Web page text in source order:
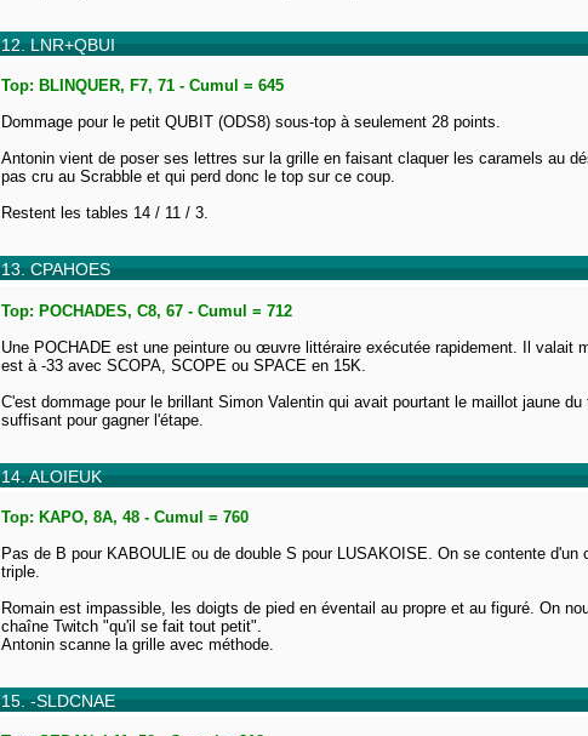
12. LNR+QBUI
Top: BLINQUER, F7, 71 - Cumul = 645
Dommage pour le petit QUBIT (ODS8) sous-top à seulement 28 points.
Antonin vient de poser ses lettres sur la grille en faisant claquer les caramels au
pas cru au Scrabble et qui perd donc le top sur ce coup.
Restent les tables 14 / 11 / 3.
13. CPAHOES
Top: POCHADES, C8, 67 - Cumul = 712
Une POCHADE est une peinture ou œuvre littéraire exécutée rapidement. Il valait
est à -33 avec SCOPA, SCOPE ou SPACE en 15K.
C'est dommage pour le brillant Simon Valentin qui avait pourtant le maillot jaune
suffisant pour gagner l'étape.
14. ALOIEUK
Top: KAPO, 8A, 48 - Cumul = 760
Pas de B pour KABOULIE ou de double S pour LUSAKOISE. On se contente
triple.
Romain est impassible, les doigts de pied en éventail au propre et au figuré. On
chaîne Twitch "qu'il se fait tout petit".
Antonin scanne la grille avec méthode.
15. -SLDCNAE